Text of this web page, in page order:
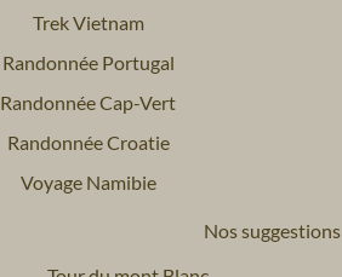
Trek Vietnam
Randonnée Portugal
Randonnée Cap-Vert
Randonnée Croatie
Voyage Namibie
Nos suggestions